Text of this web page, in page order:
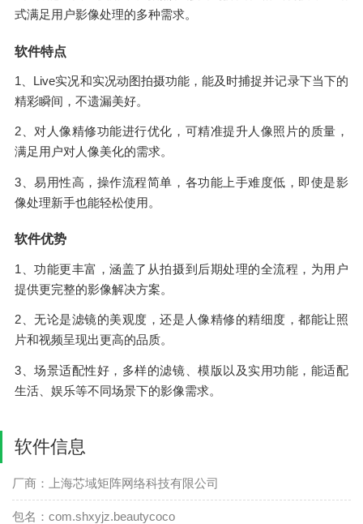
式满足用户影像处理的多种需求。
软件特点
1、Live实况和实况动图拍摄功能，能及时捕捉并记录下当下的
精彩瞬间，不遗漏美好。
2、对人像精修功能进行优化，可精准提升人像照片的质量，
满足用户对人像美化的需求。
3、易用性高，操作流程简单，各功能上手难度低，即使是影
像处理新手也能轻松使用。
软件优势
1、功能更丰富，涵盖了从拍摄到后期处理的全流程，为用户
提供更完整的影像解决方案。
2、无论是滤镜的美观度，还是人像精修的精细度，都能让照
片和视频呈现出更高的品质。
3、场景适配性好，多样的滤镜、模版以及实用功能，能适配
生活、娱乐等不同场景下的影像需求。
软件信息
厂商：上海芯域矩阵网络科技有限公司
包名：com.shxyjz.beautycoco